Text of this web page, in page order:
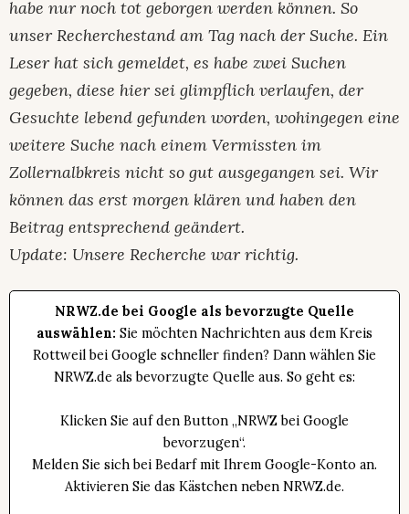
habe nur noch tot geborgen werden können. So
unser Recherchestand am Tag nach der Suche. Ein
Leser hat sich gemeldet, es habe zwei Suchen
gegeben, diese hier sei glimpflich verlaufen, der
Gesuchte lebend gefunden worden, wohingegen eine
weitere Suche nach einem Vermissten im
Zollernalbkreis nicht so gut ausgegangen sei. Wir
können das erst morgen klären und haben den
Beitrag entsprechend geändert.
Update: Unsere Recherche war richtig.
NRWZ.de bei Google als bevorzugte Quelle
auswählen: Sie möchten Nachrichten aus dem Kreis
Rottweil bei Google schneller finden? Dann wählen Sie
NRWZ.de als bevorzugte Quelle aus. So geht es:
Klicken Sie auf den Button „NRWZ bei Google
bevorzugen“.
Melden Sie sich bei Bedarf mit Ihrem Google-Konto an.
Aktivieren Sie das Kästchen neben NRWZ.de.